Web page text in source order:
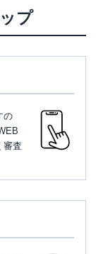
プ
の
審査